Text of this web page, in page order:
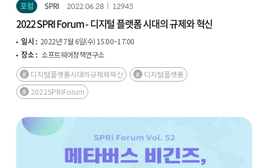
포럼 SPRI 2022.06.28 12945
2022 SPRI Forum - 디지털 플랫폼 시대의 규제와 혁신
일시 : 2022년 7월 6일(수) 15:00~17:00
장소 : 소프트웨어정책연구소
디지털플랫폼시대의규제와혁신
디지털플랫폼
2022SPRIForum